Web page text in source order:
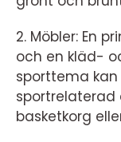
2. Möbler: En
och en kläd-
sporttema
sportrelaterad
basketkorg